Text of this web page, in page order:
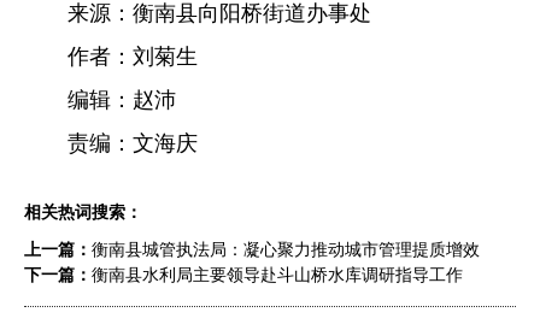
来源：衡南县向阳桥街道办事处
作者：刘菊生
编辑：赵沛
责编：文海庆
相关热词搜索：
上一篇： 衡南县城管执法局：凝心聚力推动城市管理提质增效
下一篇： 衡南县水利局主要领导赴斗山桥水库调研指导工作